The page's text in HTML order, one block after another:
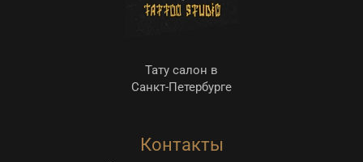
Тату салон в
Санкт-Петербурге
Контакты